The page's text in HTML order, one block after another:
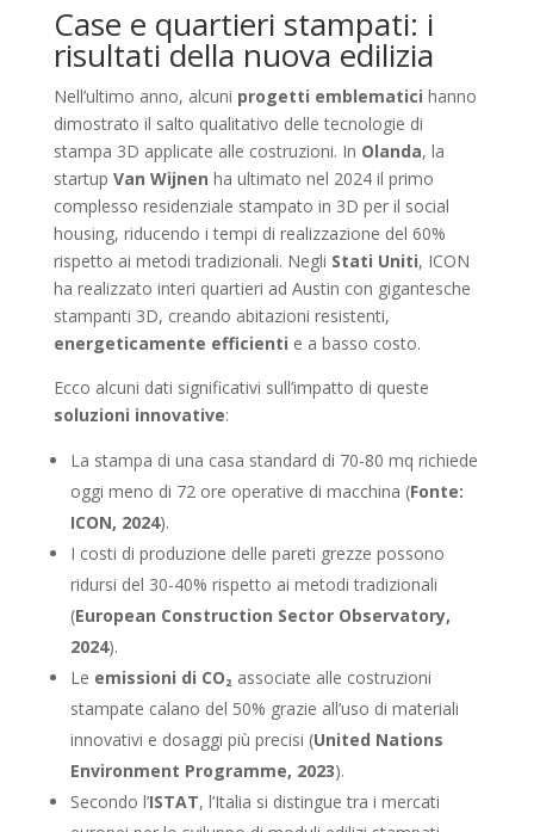
Case e quartieri stampati: i
risultati della nuova edilizia
Nell’ultimo anno, alcuni progetti emblematici hanno
dimostrato il salto qualitativo delle tecnologie di
stampa 3D applicate alle costruzioni. In Olanda, la
startup Van Wijnen ha ultimato nel 2024 il primo
complesso residenziale stampato in 3D per il social
housing, riducendo i tempi di realizzazione del 60%
rispetto ai metodi tradizionali. Negli Stati Uniti, ICON
ha realizzato interi quartieri ad Austin con gigantesche
stampanti 3D, creando abitazioni resistenti,
energeticamente efficienti e a basso costo.
Ecco alcuni dati significativi sull’impatto di queste
soluzioni innovative:
La stampa di una casa standard di 70-80 mq richiede
oggi meno di 72 ore operative di macchina (Fonte:
ICON, 2024).
I costi di produzione delle pareti grezze possono
ridursi del 30-40% rispetto ai metodi tradizionali
(European Construction Sector Observatory,
2024).
Le emissioni di CO₂ associate alle costruzioni
stampate calano del 50% grazie all’uso di materiali
innovativi e dosaggi più precisi (United Nations
Environment Programme, 2023).
Secondo l’ISTAT, l’Italia si distingue tra i mercati